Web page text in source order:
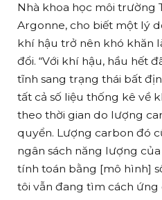
Nhà khoa học môi trường
Argonne, cho biết một lý
khí hậu trở nên khó khăn
đổi. “Với khí hậu, hầu hết
tĩnh sang trạng thái bất
tất cả số liệu thống kê về
theo thời gian do lượng
quyển. Lượng carbon đó
ngân sách năng lượng của
tính toán bằng [mô hình]
tôi vẫn đang tìm cách ứng